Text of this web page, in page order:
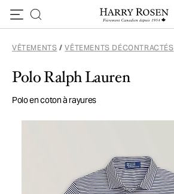
VÊTEMENTS / VÊTEMENTS DÉCONTRACTÉS
Polo Ralph Lauren
Polo en coton à rayures